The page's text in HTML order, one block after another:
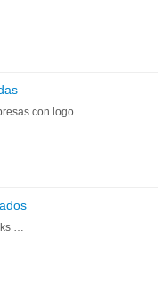
con logo …
…